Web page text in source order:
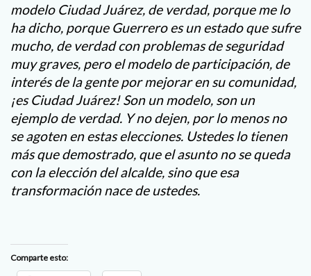
modelo Ciudad Juárez, de verdad, porque me lo
ha dicho, porque Guerrero es un estado que sufre
mucho, de verdad con problemas de seguridad
muy graves, pero el modelo de participación, de
interés de la gente por mejorar en su comunidad,
¡es Ciudad Juárez! Son un modelo, son un
ejemplo de verdad. Y no dejen, por lo menos no
se agoten en estas elecciones. Ustedes lo tienen
más que demostrado, que el asunto no se queda
con la elección del alcalde, sino que esa
transformación nace de ustedes.
Comparte esto: